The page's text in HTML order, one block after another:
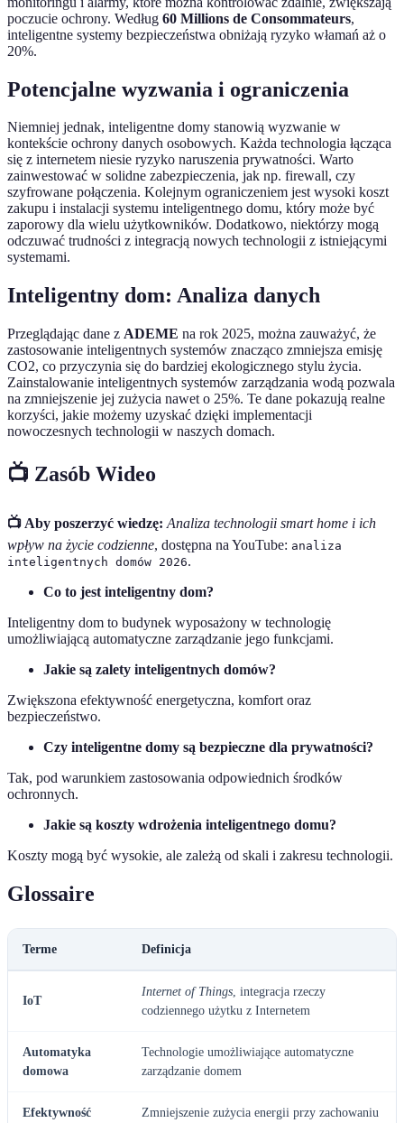
poczucie ochrony. Według 60 Millions de Consommateurs,
inteligentne systemy bezpieczeństwa obniżają ryzyko włamań aż o
20%.
Potencjalne wyzwania i ograniczenia
Niemniej jednak, inteligentne domy stanowią wyzwanie w
kontekście ochrony danych osobowych. Każda technologia łącząca
się z internetem niesie ryzyko naruszenia prywatności. Warto
zainwestować w solidne zabezpieczenia, jak np. firewall, czy
szyfrowane połączenia. Kolejnym ograniczeniem jest wysoki koszt
zakupu i instalacji systemu inteligentnego domu, który może być
zaporowy dla wielu użytkowników. Dodatkowo, niektórzy mogą
odczuwać trudności z integracją nowych technologii z istniejącymi
systemami.
Inteligentny dom: Analiza danych
Przeglądając dane z ADEME na rok 2025, można zauważyć, że
zastosowanie inteligentnych systemów znacząco zmniejsza emisję
CO2, co przyczynia się do bardziej ekologicznego stylu życia.
Zainstalowanie inteligentnych systemów zarządzania wodą pozwala
na zmniejszenie jej zużycia nawet o 25%. Te dane pokazują realne
korzyści, jakie możemy uzyskać dzięki implementacji
nowoczesnych technologii w naszych domach.
📺 Zasób Wideo
📺 Aby poszerzyć wiedzę: Analiza technologii smart home i ich
wpływ na życie codzienne, dostępna na YouTube: analiza
inteligentnych domów 2026.
Co to jest inteligentny dom?
Inteligentny dom to budynek wyposażony w technologię
umożliwiającą automatyczne zarządzanie jego funkcjami.
Jakie są zalety inteligentnych domów?
Zwiększona efektywność energetyczna, komfort oraz
bezpieczeństwo.
Czy inteligentne domy są bezpieczne dla prywatności?
Tak, pod warunkiem zastosowania odpowiednich środków
ochronnych.
Jakie są koszty wdrożenia inteligentnego domu?
Koszty mogą być wysokie, ale zależą od skali i zakresu technologii.
Glossaire
Terme Definicja
IoT
Internet of Things, integracja rzeczy
codziennego użytku z Internetem
Automatyka
domowa
Technologie umożliwiające automatyczne
zarządzanie domem
Efektywność
Zmniejszenie zużycia energii przy zachowaniu